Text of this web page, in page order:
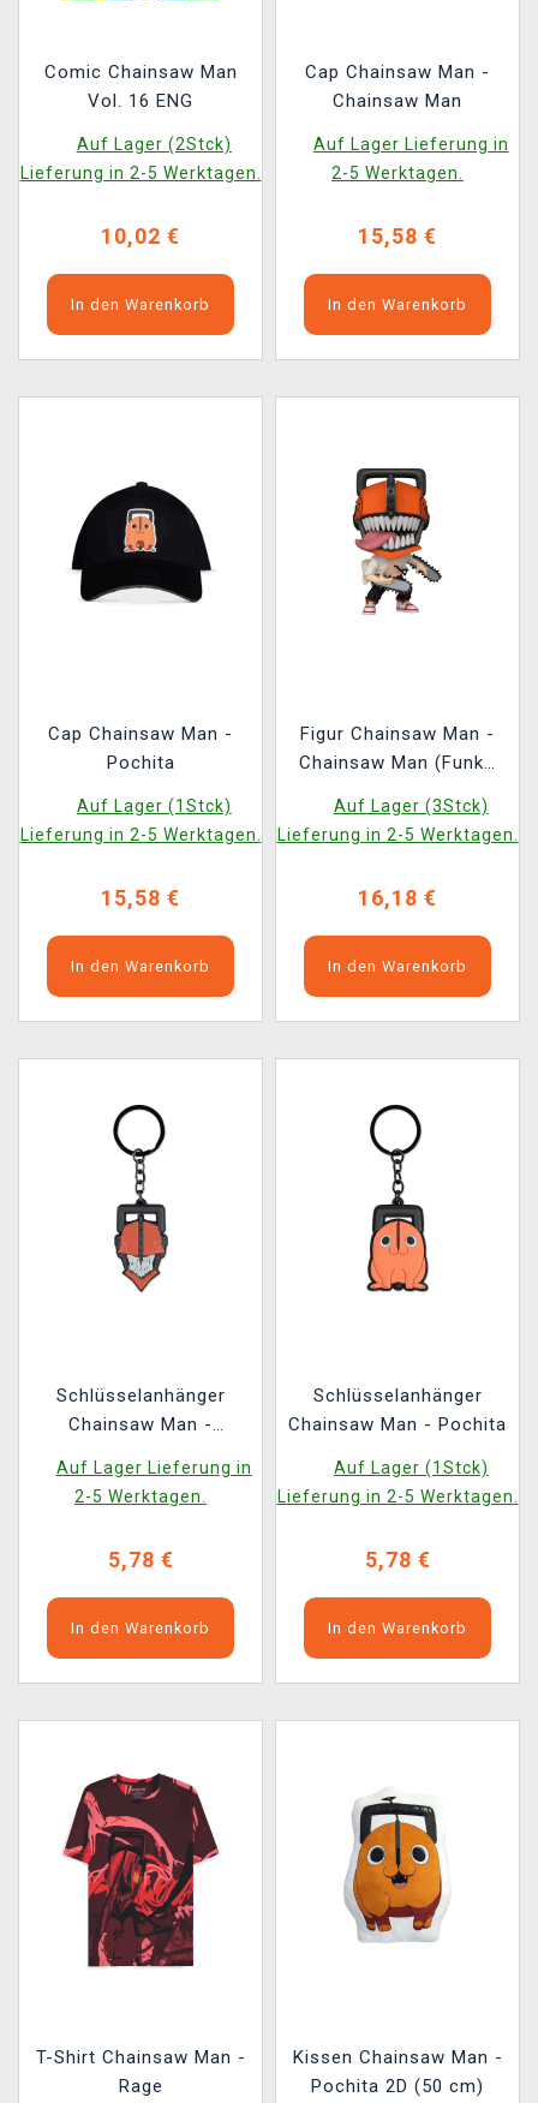
Comic Chainsaw Man
Vol. 16 ENG
Auf Lager (2Stck)
Lieferung in 2-5 Werktagen.
10,02 €
In den Warenkorb
Cap Chainsaw Man -
Chainsaw Man
Auf Lager Lieferung in
2-5 Werktagen.
15,58 €
In den Warenkorb
Cap Chainsaw Man -
Pochita
Auf Lager (1Stck)
Lieferung in 2-5 Werktagen.
15,58 €
In den Warenkorb
Figur Chainsaw Man -
Chainsaw Man (Funko
Auf Lager (3Stck)
Lieferung in 2-5 Werktagen.
16,18 €
In den Warenkorb
Schlüsselanhänger
Chainsaw Man -
Auf Lager Lieferung in
2-5 Werktagen.
5,78 €
In den Warenkorb
Schlüsselanhänger
Chainsaw Man - Pochita
Auf Lager (1Stck)
Lieferung in 2-5 Werktagen.
5,78 €
In den Warenkorb
T-Shirt Chainsaw Man -
Rage
Kissen Chainsaw Man -
Pochita 2D (50 cm)